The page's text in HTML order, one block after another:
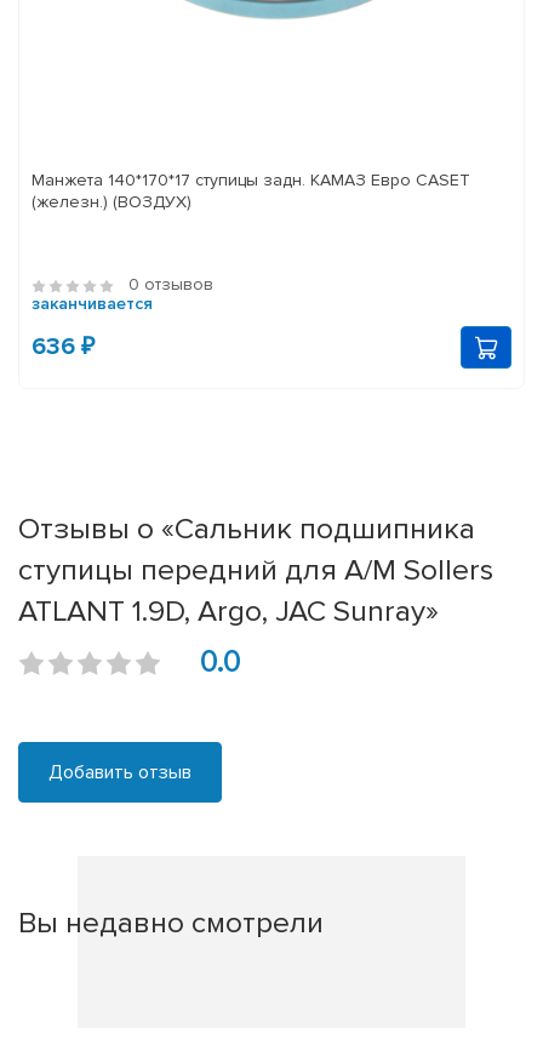
Манжета 140*170*17 ступицы задн. КАМАЗ Евро CASET
(железн.) (ВОЗДУХ)
0 отзывов
заканчивается
636 ₽
Отзывы о «Сальник подшипника
ступицы передний для А/М Sollers
ATLANT 1.9D, Argo, JAC Sunray»
0.0
Добавить отзыв
Вы недавно смотрели